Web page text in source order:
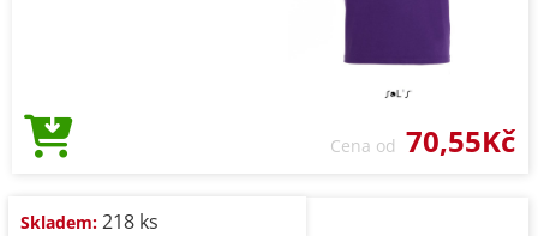
Cena od 70,55Kč
Skladem: 218 ks